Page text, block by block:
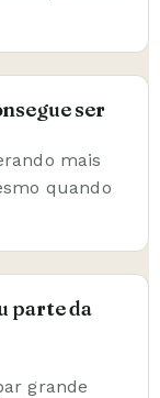
ser
mais
quando
parte da
grande